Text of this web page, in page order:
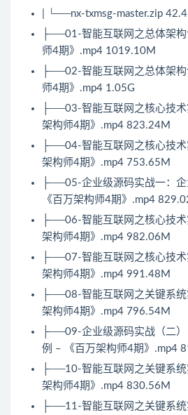
| └──nx-txmsg-master.zip
├──01-智能互联网之总体架
师4期》.mp4 1019.10M
├──02-智能互联网之总体架构
师4期》.mp4 1.05G
├──03-智能互联网之核心技
架构师4期》.mp4 823.24M
├──04-智能互联网之核心技
架构师4期》.mp4 753.65M
├──05-企业级源码实战一：
《百万架构师4期》.mp4
├──06-智能互联网之核心技
架构师4期》.mp4 982.06M
├──07-智能互联网之核心技
架构师4期》.mp4 991.48M
├──08-智能互联网之关键系
架构师4期》.mp4 796.54M
├──09-企业级源码实战（二
例 – 《百万架构师4期》.mp4
├──10-智能互联网之关键系
架构师4期》.mp4 830.56M
├──11-智能互联网之关键系